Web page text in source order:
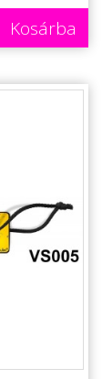
Kosárba